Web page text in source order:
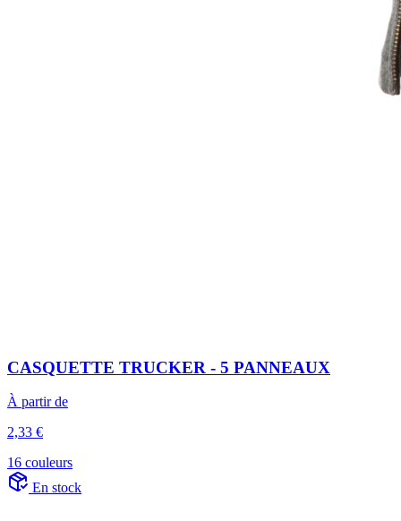
CASQUETTE TRUCKER - 5 PANNEAUX
À partir de
2,33 €
16 couleurs
En stock